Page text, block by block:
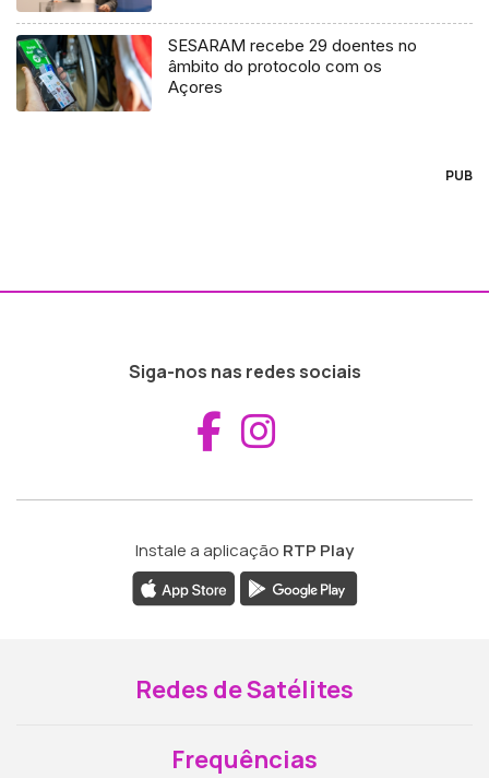
SESARAM recebe 29 doentes no
âmbito do protocolo com os
Açores
PUB
Siga-nos nas redes sociais
Aceder ao
Instale a aplicação RTP Play
Redes de Satélites
Frequências